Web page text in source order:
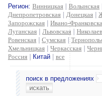
Регион: Винницкая Волынская
Днепропетровская
Донецкая
Запорожская
Ивано-
Луганская
Львовская
Ровенская
Сумская |
Хмельницкая
Черкасская
Россия
Китай все
поиск в предложениях